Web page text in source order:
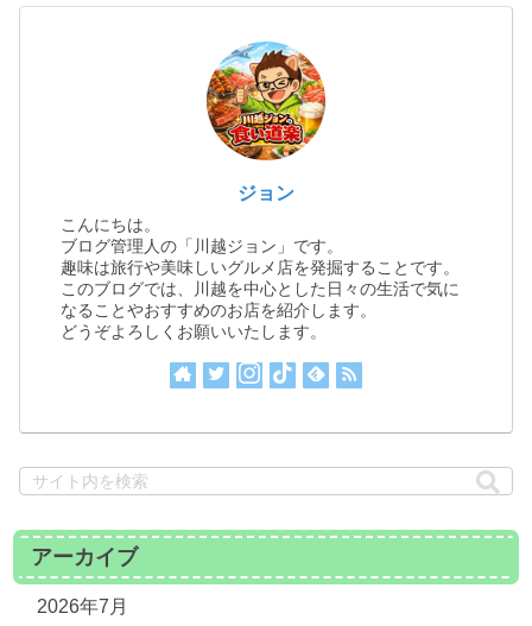
ジョン
こんにちは。
ブログ管理人の「川越ジョン」です。
趣味は旅行や美味しいグルメ店を発掘することです。
このブログでは、川越を中心とした日々の生活で気に
なることやおすすめのお店を紹介します。
どうぞよろしくお願いいたします。
アーカイブ
2026年7月